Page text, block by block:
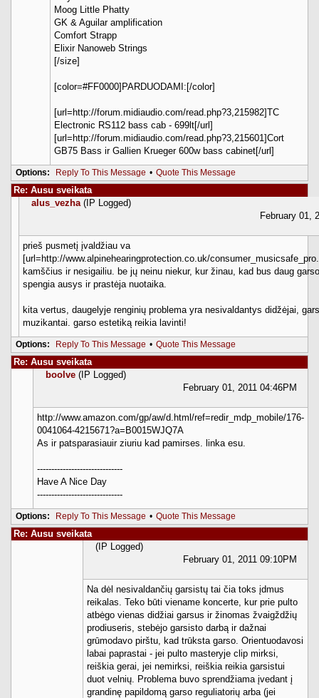
Moog Little Phatty
GK & Aguilar amplification
Comfort Strapp
Elixir Nanoweb Strings
[/size]
[color=#FF0000]PARDUODAMI:[/color]
[url=http://forum.midiaudio.com/read.php?3,215982]TC
Electronic RS112 bass cab - 699lt[/url]
[url=http://forum.midiaudio.com/read.php?3,215601]Cort
GB75 Bass ir Gallien Krueger 600w bass cabinet[/url]
Options: Reply To This Message • Quote This Message
Re: Ausu sveikata
alus_vezha (IP Logged)
February 01,
prieš pusmetį įvaldžiau va
[url=http://www.alpinehearingprotection.co.uk/
kamščius ir nesigailiu. be jų neinu niekur, kur žinau, kad bus daug
spengia ausys ir prastėja nuotaika.
kita vertus, daugelyje renginių problema yra nesivaldantys didžėjai,
muzikantai. garso estetiką reikia lavinti!
Options: Reply To This Message • Quote This Message
Re: Ausu sveikata
boolve (IP Logged)
February 01, 2011 04:46PM
http://www.amazon.com/gp/aw/d.html/ref=redir_mdp_mobile/176-
0041064-4215671?a=B0015WJQ7A
As ir patsparasiauir ziuriu kad pamirses. linka esu.
------------------------------
Have A Nice Day
------------------------------
Options: Reply To This Message • Quote This Message
Re: Ausu sveikata
(IP Logged)
February 01, 2011 09:10PM
Na dėl nesivaldančių garsistų tai čia toks įdmus
reikalas. Teko būti viename koncerte, kur prie pulto
atbėgo vienas didžiai garsus ir žinomas žvaigždžių
prodiuseris, stebėjo garsisto darbą ir dažnai
grūmodavo pirštu, kad trūksta garso. Orientuodavosi
labai paprastai - jei pulto masteryje clip mirksi,
reiškia gerai, jei nemirksi, reiškia reikia garsistui
duot velnių. Problema buvo sprendžiama įvedant į
grandinę papildomą garso reguliatorių arba (jei